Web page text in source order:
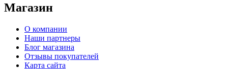
Магазин
О компании
Наши партнеры
Блог магазина
Отзывы покупателей
Карта сайта